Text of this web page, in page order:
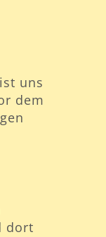
uns
dem
dort